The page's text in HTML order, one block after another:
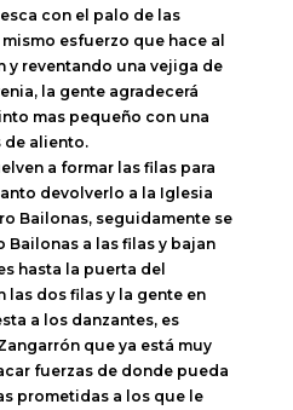
con el palo de las
esfuerzo que hace al
y reventando una vejiga de
la gente agradecerá
mas pequeño con una
de aliento.
a formar las filas para
devolverlo a la Iglesia
Bailonas, seguidamente se
Bailonas a las filas y bajan
hasta la puerta del
las dos filas y la gente en
a los danzantes, es
que ya está muy
fuerzas de donde pueda
prometidas a los que le